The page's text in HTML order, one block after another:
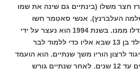
חצר משלו (בינתיים גם שינה את שמו
העלברנץ). אנשי סאטמר חשו
בסכנה הכרוכה בו והתבדלו ממנו. בשנת 1994 הוא נעצר על ידי
ה-FBI כחשוד בחטיפת ילד בן 13 שבא אליו כדי ללמוד לבר
לרצון הוריו משך שנתיים. הוא הועמד
לדין ונידון למאסר שנתיים עד 12 שנים. לאחר שנתיים גורש